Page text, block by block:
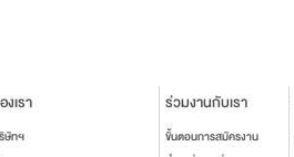
เรา
ษัทฯ
ร่วมงานกับเรา
ขั้นตอนการสมัครงาน